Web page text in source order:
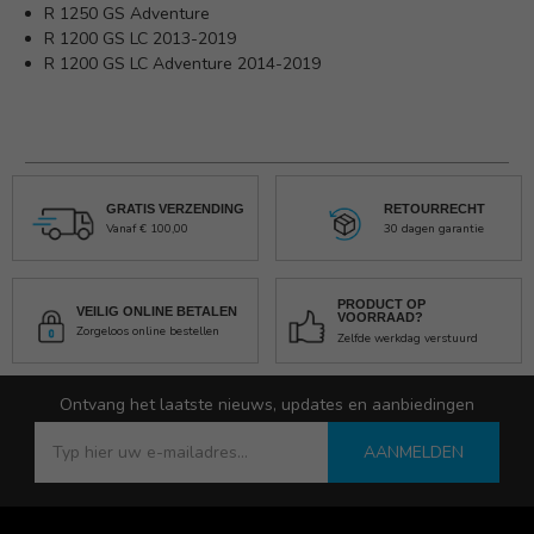
R 1250 GS Adventure
R 1200 GS LC 2013-2019
R 1200 GS LC Adventure 2014-2019
GRATIS VERZENDING
Vanaf € 100,00
RETOURRECHT
30 dagen garantie
VEILIG ONLINE BETALEN
Zorgeloos online bestellen
PRODUCT OP
VOORRAAD?
Zelfde werkdag verstuurd
Ontvang het laatste nieuws, updates en aanbiedingen
AANMELDEN